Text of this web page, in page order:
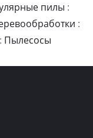
пилы :
:
: Пылесосы